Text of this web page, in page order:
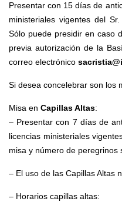
Presentar con 15 días de
ministeriales vigentes del
Sólo puede presidir en caso
previa autorización de la
correo electrónico
Si desea concelebrar son los
Misa en Capillas Altas:
– Presentar con 7 días de
licencias ministeriales
misa y número de peregrinos
– El uso de las Capillas Altas
– Horarios capillas altas: